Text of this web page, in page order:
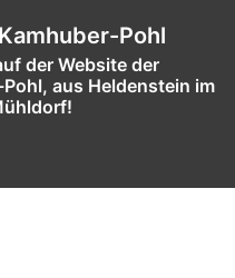
Pohl
der Website der
aus Heldenstein im